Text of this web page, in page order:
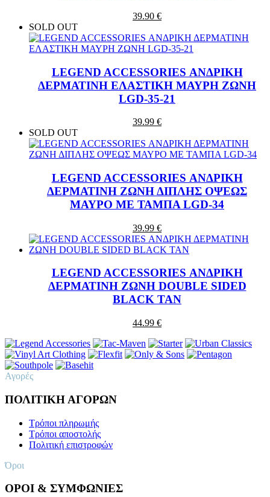
39.90 €
SOLD OUT
LEGEND ACCESSORIES ΑΝΔΡΙΚΗ
ΔΕΡΜΑΤΙΝΗ ΕΛΑΣΤΙΚΗ ΜΑΥΡΗ ΖΩΝΗ
LGD-35-21
39.99 €
SOLD OUT
LEGEND ACCESSORIES ΑΝΔΡΙΚΗ
ΔΕΡΜΑΤΙΝΗ ΖΩΝΗ ΔΙΠΛΗΣ ΟΨΕΩΣ
ΜΑΥΡΟ ΜΕ ΤΑΜΠΑ LGD-34
39.99 €
LEGEND ACCESSORIES ΑΝΔΡΙΚΗ
ΔΕΡΜΑΤΙΝΗ ΖΩΝΗ DOUBLE SIDED
BLACK TAN
44.99 €
Αγορές
ΠΟΛΙΤΙΚΗ ΑΓΟΡΩΝ
Τρόποι πληρωμής
Τρόποι αποστολής
Πολιτική επιστροφών
Όροι
ΟΡΟΙ & ΣΥΜΦΩΝΙΕΣ